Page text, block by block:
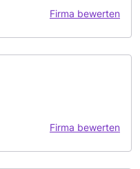
Firma bewerten
Firma bewerten